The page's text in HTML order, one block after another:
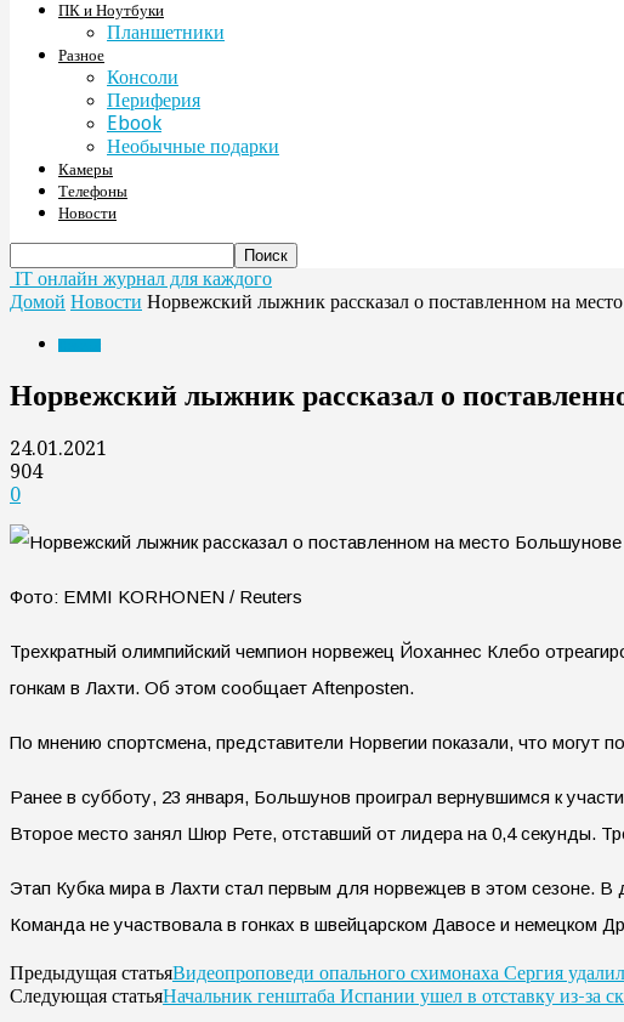
ПК и Ноутбуки
Планшетники
Разное
Консоли
Периферия
Ebook
Необычные подарки
Камеры
Телефоны
Новости
IT онлайн журнал для каждого
Домой Новости Норвежский лыжник рассказал о поставленном на
Норвежский лыжник рассказал о
24.01.2021
904
0
Фото: EMMI KORHONEN / Reuters
Трехкратный олимпийский чемпион норвежец Йоханнес Клебо
гонкам в Лахти. Об этом сообщает Aftenposten.
По мнению спортсмена, представители Норвегии показали, что
Ранее в субботу, 23 января, Большунов проиграл вернувшимся к
Второе место занял Шюр Рете, отставший от лидера на 0,4 секунды.
Этап Кубка мира в Лахти стал первым для норвежцев в этом сезоне. В
Команда не участвовала в гонках в швейцарском Давосе и немецком
Предыдущая статьяВидеопроповеди опального схимонаха Сергия
Следующая статьяНачальник генштаба Испании ушел в отставку из-за